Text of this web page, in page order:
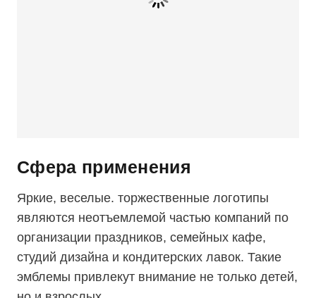
Сфера применения
Яркие, веселые. торжественные логотипы
являются неотъемлемой частью компаний по
организации праздников, семейных кафе,
студий дизайна и кондитерских лавок. Такие
эмблемы привлекут внимание не только детей,